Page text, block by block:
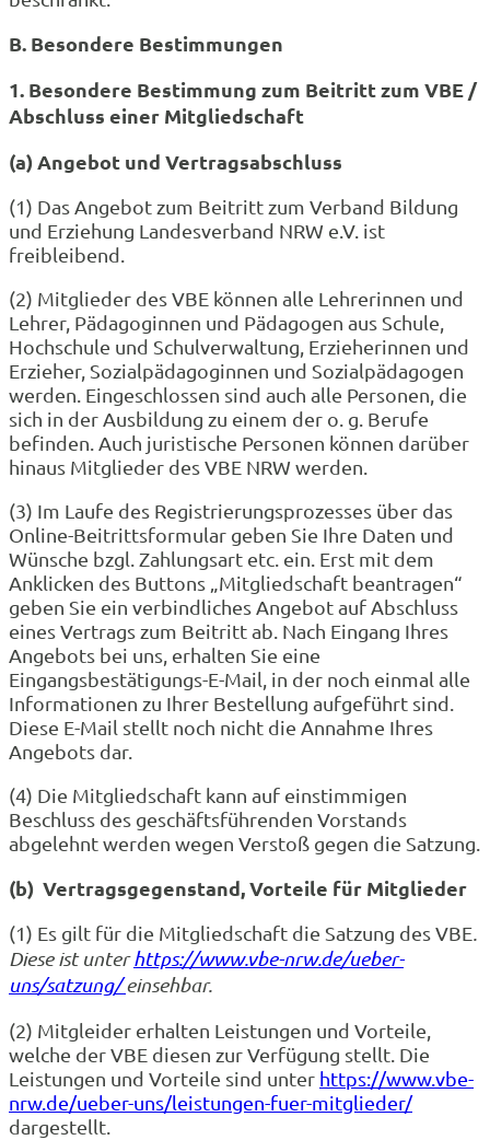
B. Besondere Bestimmungen
1. Besondere Bestimmung zum Beitritt zum VBE /
Abschluss einer Mitgliedschaft
(a) Angebot und Vertragsabschluss
(1) Das Angebot zum Beitritt zum Verband Bildung
und Erziehung Landesverband NRW e.V. ist
freibleibend.
(2) Mitglieder des VBE können alle Lehrerinnen und
Lehrer, Pädagoginnen und Pädagogen aus Schule,
Hochschule und Schulverwaltung, Erzieherinnen und
Erzieher, Sozialpädagoginnen und Sozialpädagogen
werden. Eingeschlossen sind auch alle Personen, die
sich in der Ausbildung zu einem der o. g. Berufe
befinden. Auch juristische Personen können darüber
hinaus Mitglieder des VBE NRW werden.
(3) Im Laufe des Registrierungsprozesses über das
Online-Beitrittsformular geben Sie Ihre Daten und
Wünsche bzgl. Zahlungsart etc. ein. Erst mit dem
Anklicken des Buttons „Mitgliedschaft beantragen“
geben Sie ein verbindliches Angebot auf Abschluss
eines Vertrags zum Beitritt ab. Nach Eingang Ihres
Angebots bei uns, erhalten Sie eine
Eingangsbestätigungs-E-Mail, in der noch einmal alle
Informationen zu Ihrer Bestellung aufgeführt sind.
Diese E-Mail stellt noch nicht die Annahme Ihres
Angebots dar.
(4) Die Mitgliedschaft kann auf einstimmigen
Beschluss des geschäftsführenden Vorstands
abgelehnt werden wegen Verstoß gegen die Satzung.
(b) Vertragsgegenstand, Vorteile für Mitglieder
(1) Es gilt für die Mitgliedschaft die Satzung des VBE.
Diese ist unterhttps://www.vbe-nrw.de/ueber-
uns/satzung/ einsehbar.
(2) Mitgleider erhalten Leistungen und Vorteile,
welche der VBE diesen zur Verfügung stellt. Die
Leistungen und Vorteile sind unter https://www.vbe-
nrw.de/ueber-uns/leistungen-fuer-mitglieder/
dargestellt.